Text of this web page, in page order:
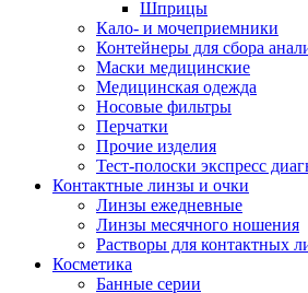
Шприцы
Кало- и мочеприемники
Контейнеры для сбора
Маски медицинские
Медицинская одежда
Носовые фильтры
Перчатки
Прочие изделия
Тест-полоски экспресс
Контактные линзы и очки
Линзы ежедневные
Линзы месячного ношения
Растворы для контактных
Косметика
Банные серии